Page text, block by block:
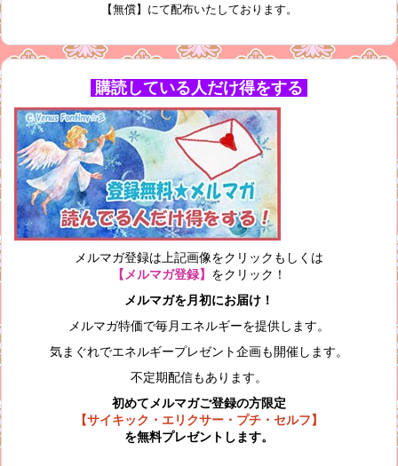
【無償】にて配布いたしております。
購読している人だけ得をする
メルマガ登録は上記画像をクリックもしくは
【メルマガ登録】 をクリック！
メルマガを月初にお届け！
メルマガ特価で毎月エネルギーを提供します。
気まぐれでエネルギープレゼント企画も開催します。
不定期配信もあります。
初めてメルマガご登録の方限定
【サイキック・エリクサー・プチ・セルフ】
を無料プレゼントします。